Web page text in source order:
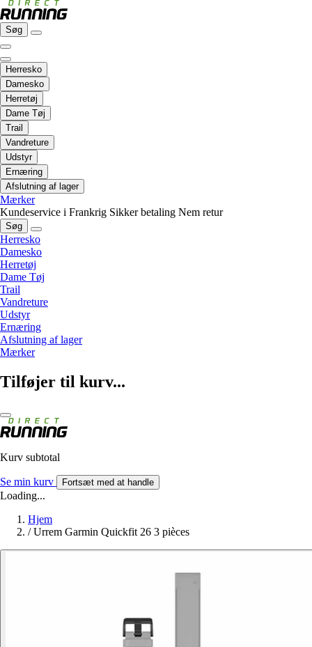
Søg
Herresko
Damesko
Herretøj
Dame Tøj
Trail
Vandreture
Udstyr
Ernæring
Afslutning af lager
Mærker
Kundeservice i Frankrig Sikker betaling Nem retur
Søg
Herresko
Damesko
Herretøj
Dame Tøj
Trail
Vandreture
Udstyr
Ernæring
Afslutning af lager
Mærker
Tilføjer til kurv...
Kurv subtotal
Se min kurv Fortsæt med at handle
Loading...
Hjem
/ Urrem Garmin Quickfit 26 3 pièces